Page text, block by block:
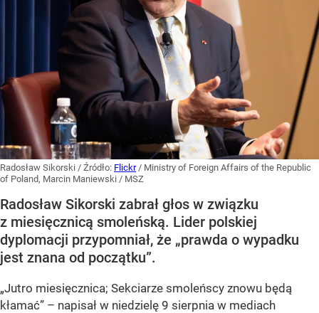
Radosław Sikorski / Źródło: Flickr / Ministry of Foreign Affairs of the Republic
of Poland, Marcin Maniewski / MSZ
Radosław Sikorski zabrał głos w związku
z miesięcznicą smoleńską. Lider polskiej
dyplomacji przypomniał, że „prawda o wypadku
jest znana od początku”.
„Jutro miesięcznica; Sekciarze smoleńscy znowu będą
kłamać” – napisał w niedzielę 9 sierpnia w mediach